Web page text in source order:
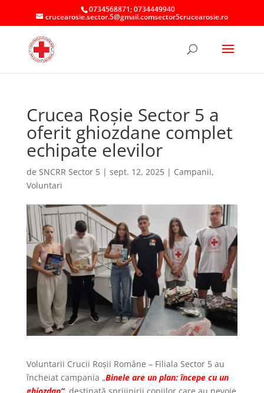
0734568871; 0734449940
crucearosie.sector.5@gmail.comsector5crucearosie.ro
Crucea Roșie Sector 5 a
oferit ghiozdane complet
echipate elevilor
de SNCRR Sector 5| sept. 12, 2025| Campanii,
Voluntari
Voluntarii Crucii Roșii Române – Filiala Sector 5 au
încheiat campania „Binele are un plan: începe cu un